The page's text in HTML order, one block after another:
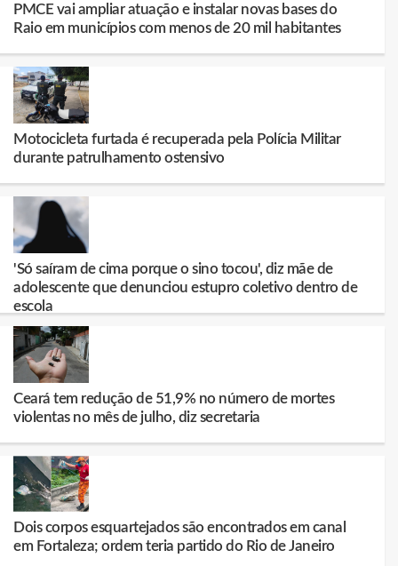
PMCE vai ampliar atuação e instalar novas bases do
Raio em municípios com menos de 20 mil habitantes
Motocicleta furtada é recuperada pela Polícia Militar
durante patrulhamento ostensivo
'Só saíram de cima porque o sino tocou', diz mãe de
adolescente que denunciou estupro coletivo dentro de
escola
Ceará tem redução de 51,9% no número de mortes
violentas no mês de julho, diz secretaria
Dois corpos esquartejados são encontrados em canal
em Fortaleza; ordem teria partido do Rio de Janeiro